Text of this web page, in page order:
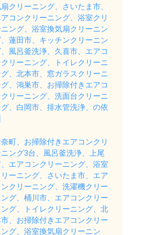
クリーニング、さいたま市、
コンクリーニング、浴室クリ
ニング、浴室換気扇クリーニン
、蓮田市、キッチンクリーニン
風呂釜洗浄、久喜市、エアコ
クリーニング、トイレクリーニ
グ、北本市、窓ガラスクリーニ
グ、鴻巣市、お掃除付きエアコ
クリーニング、洗面台クリーニ
グ、白岡市、排水管洗浄、の依
町、お掃除付きエアコンクリ
ニング3台、風呂釜洗浄、上尾
エアコンクリーニング、浴室
リーニング、さいたま市、エア
ンクリーニング、洗濯機クリー
ング、桶川市、エアコンクリー
ング、トイレクリーニング、北
、お掃除付きエアコンクリー
ング、浴室換気扇クリーニン